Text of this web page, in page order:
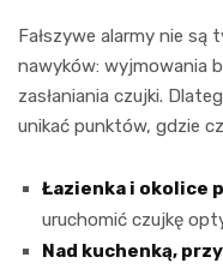
Fałszywe alarmy nie są
nawyków: wyjmowania
zasłaniania czujki.
unikać punktów, gdzie
Łazienka i okolice
uruchomić czujkę
Nad kuchenką,